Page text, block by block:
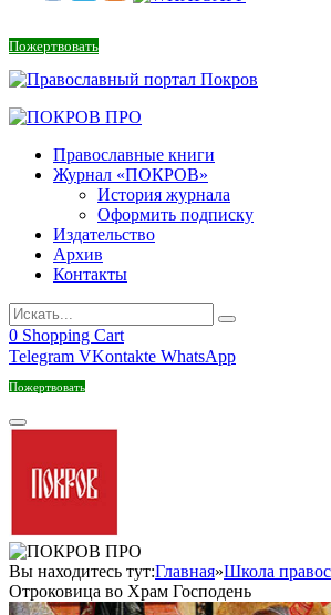
Пожертвовать
Православные книги
Журнал «ПОКРОВ»
История журнала
Оформить подписку
Издательство
Архив
Контакты
0 Shopping Cart
Telegram VKontakte WhatsApp
Пожертвовать
Вы находитесь тут:Главная»Школа
Отроковица во Храм Господень